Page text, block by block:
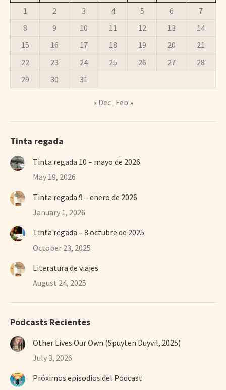
1
2 3 4 5 6
7
8
9 10 11 12 13
14
15
16 17 18 19 20
21
22
23 24 25 26 27
28
29
30 31
« Dec Feb »
Tinta regada
Tinta regada 10 – mayo de 2026
May 19, 2026
Tinta regada 9 – enero de 2026
January 1, 2026
Tinta regada – 8 octubre de 2025
October 23, 2025
Literatura de viajes
August 24, 2025
Podcasts Recientes
Other Lives Our Own (Spuyten Duyvil, 2025)
July 3, 2026
Próximos episodios del Podcast